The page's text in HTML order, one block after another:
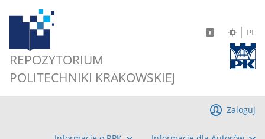
REPOZYTORIUM
POLITECHNIKI KRAKOWSKIEJ
PL
Zaloguj